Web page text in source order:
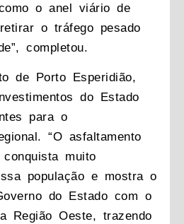
o anel viário de
o tráfego pesado
completou.
de Porto Esperidião,
do Estado
para o
“O asfaltamento
muito
população e mostra o
do Estado com o
Região Oeste, trazendo